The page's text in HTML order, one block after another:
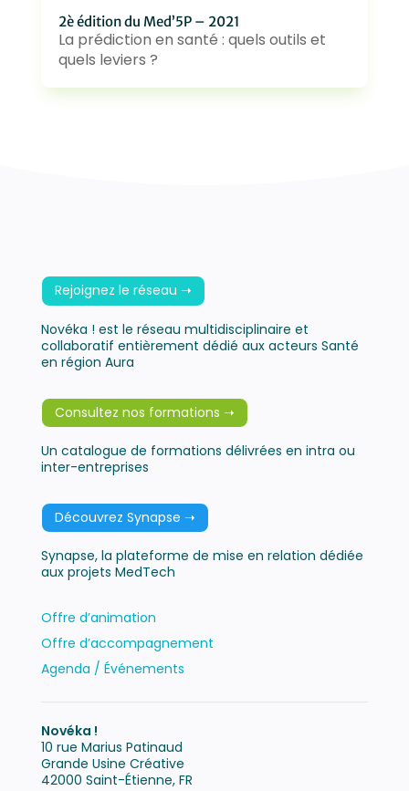
2è édition du Med’5P – 2021
La prédiction en santé : quels outils et
quels leviers ?
Rejoignez le réseau ➝
Novéka ! est le réseau multidisciplinaire et
collaboratif entièrement dédié aux acteurs Santé
en région Aura
Consultez nos formations ➝
Un catalogue de formations délivrées en intra ou
inter-entreprises
Découvrez Synapse ➝
Synapse, la plateforme de mise en relation dédiée
aux projets MedTech
Offre d’animation
Offre d’accompagnement
Agenda / Événements
Novéka !
10 rue Marius Patinaud
Grande Usine Créative
42000 Saint-Étienne, FR